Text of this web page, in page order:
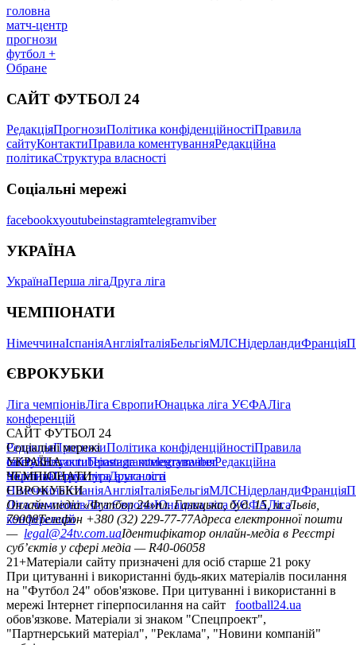
головна
матч-центр
прогнози
футбол +
Обране
САЙТ ФУТБОЛ 24
РедакціяПрогнозиПолітика конфіденційностіПравила
сайтуКонтактиПравила коментуванняРедакційна
політикаСтруктура власності
Соціальні мережі
facebookxyoutubeinstagramtelegramviber
УКРАЇНА
УкраїнаПерша лігаДруга ліга
ЧЕМПІОНАТИ
НімеччинаІспаніяАнгліяІталіяБельгіяМЛСНідерландиФранція
ЄВРОКУБКИ
Ліга чемпіонівЛіга ЄвропиЮнацька ліга УЄФАЛіга
конференцій
САЙТ ФУТБОЛ 24
РедакціяПрогнозиПолітика конфіденційностіПравила
сайтуКонтактиПравила коментуванняРедакційна
політикаСтруктура власності
Соціальні мережі
facebookxyoutubeinstagramtelegramviber
УКРАЇНА
УкраїнаПерша лігаДруга ліга
ЧЕМПІОНАТИ
НімеччинаІспаніяАнгліяІталіяБельгіяМЛСНідерландиФранція
ЄВРОКУБКИ
Ліга чемпіонівЛіга ЄвропиЮнацька ліга УЄФАЛіга
конференцій
Онлайн-медіа «Футбол 24»пл. Галицька, буд. 15, м. Львів,
79008Телефон +380 (32) 229-77-77Адреса електронної пошти
— legal@24tv.com.uaІдентифікатор онлайн-медіа в Реєстрі
суб’єктів у сфері медіа — R40-06058
21+Матеріали сайту призначені для осіб старше 21 року
При цитуванні і використанні будь-яких матеріалів посилання
на "Футбол 24" обов'язкове. При цитуванні і використанні в
мережі Інтернет гіперпосилання на сайт
football24.ua
обов'язкове. Матеріали зі знаком "Спецпроект",
"Партнерський матеріал", "Реклама", "Новини компаній"